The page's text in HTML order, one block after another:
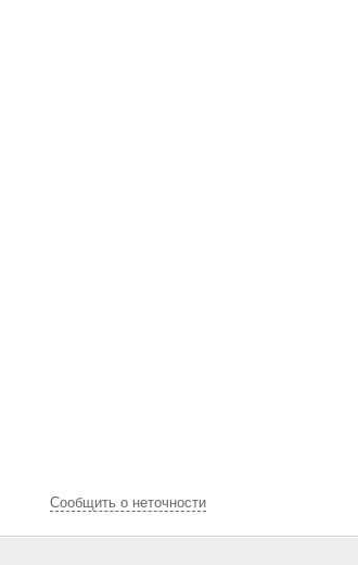
Cообщить о неточности